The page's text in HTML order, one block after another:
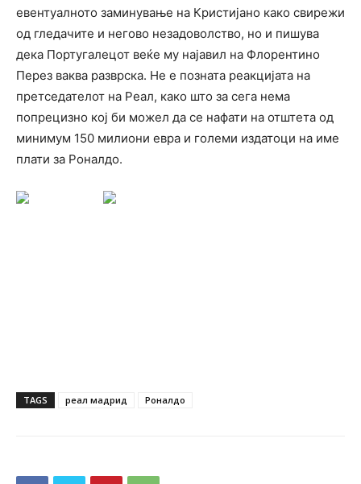
евентуалното заминување на Кристијано како свирежи
од гледачите и негово незадоволство, но и пишува
дека Португалецот веќе му најавил на Флорентино
Перез ваква разврска. Не е позната реакцијата на
претседателот на Реал, како што за сега нема
попрецизно кој би можел да се нафати на отштета од
минимум 150 милиони евра и големи издатоци на име
плати за Роналдо.
TAGS реал мадрид Роналдо